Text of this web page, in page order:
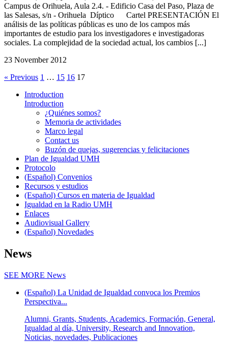
Campus de Orihuela, Aula 2.4. - Edificio Casa del Paso, Plaza de
las Salesas, s/n - Orihuela Díptico Cartel PRESENTACIÓN El
análisis de las políticas públicas es uno de los campos más
importantes de estudio para los investigadores e investigadoras
sociales. La complejidad de la sociedad actual, los cambios [...]
23 November 2012
« Previous 1 … 15 16 17
Introduction
Introduction
¿Quiénes somos?
Memoria de actividades
Marco legal
Contact us
Buzón de quejas, sugerencias y felicitaciones
Plan de Igualdad UMH
Protocolo
(Español) Convenios
Recursos y estudios
(Español) Cursos en materia de Igualdad
Igualdad en la Radio UMH
Enlaces
Audiovisual Gallery
(Español) Novedades
News
SEE MORE News
(Español) La Unidad de Igualdad convoca los Premios
Perspectiva...
Alumni, Grants, Students, Academics, Formación, General,
Igualdad al día, University, Research and Innovation,
Noticias, novedades, Publicaciones